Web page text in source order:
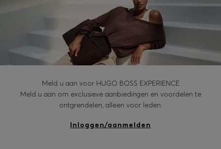
Meld u aan voor HUGO BOSS EXPERIENCE
Meld u aan om exclusieve aanbiedingen en voordelen te
ontgrendelen, alleen voor leden.
Inloggen/aanmelden